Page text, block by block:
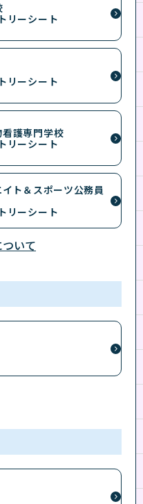
リーシート
リーシート
護専門学校
リーシート
ト＆スポーツ公務員
リーシート
いて